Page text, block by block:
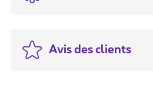
Avis des clients